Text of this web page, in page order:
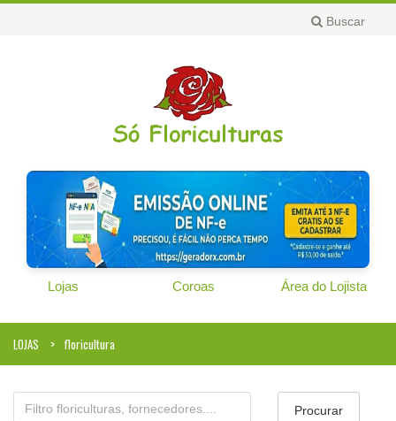
Buscar
Lojas Coroas Área do Lojista
LOJAS floricultura